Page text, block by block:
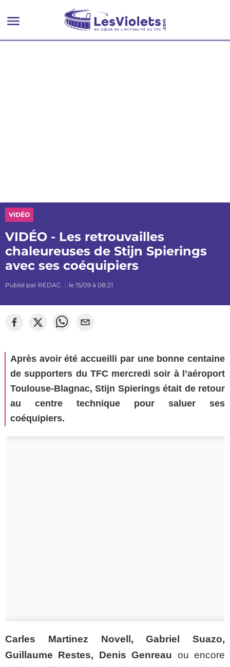
VIDÉO
VIDÉO - Les retrouvailles
chaleureuses de Stijn Spierings
avec ses coéquipiers
Publié par REDAC le 15/09 à 08:21
Après avoir été accueilli par une bonne centaine
de supporters du TFC mercredi soir à l’aéroport
Toulouse-Blagnac, Stijn Spierings était de retour
au centre technique pour saluer ses
coéquipiers.
Carles Martinez Novell, Gabriel Suazo,
Guillaume Restes, Denis Genreau ou encore